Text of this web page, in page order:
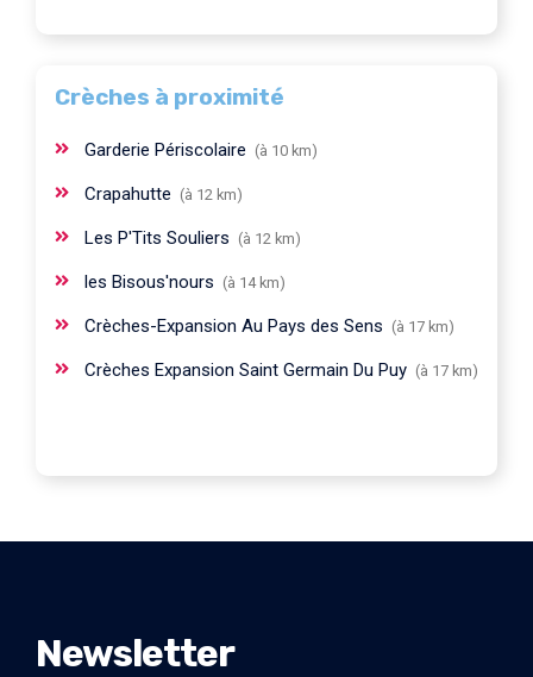
Crèches à proximité
Garderie Périscolaire (à 10 km)
Crapahutte (à 12 km)
Les P'Tits Souliers (à 12 km)
les Bisous'nours (à 14 km)
Crèches-Expansion Au Pays des Sens (à 17 km)
Crèches Expansion Saint Germain Du Puy (à 17 km)
Newsletter